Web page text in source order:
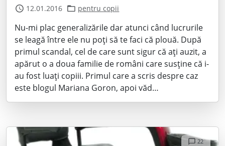
12.01.2016 pentru copii
Nu-mi plac generalizările dar atunci când lucrurile
se leagă între ele nu poți să te faci că plouă. După
primul scandal, cel de care sunt sigur că ați auzit, a
apărut o a doua familie de români care susține că i-
au fost luați copiii. Primul care a scris despre caz
este blogul Mariana Goron, apoi văd…
22